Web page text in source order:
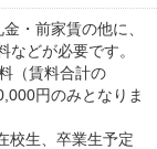
・前家賃の他に、
どが必要です。
（賃料合計の
円のみとなりま
生、卒業生予定